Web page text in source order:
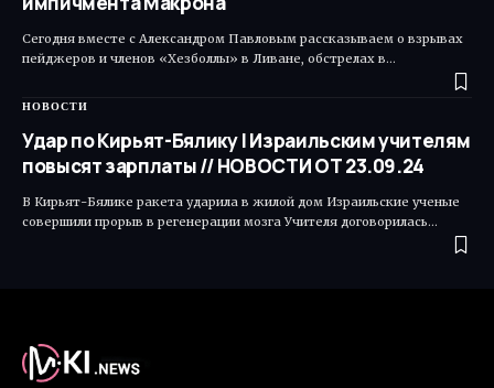
Сегодня вместе с Александром Павловым рассказываем о взрывах
пейджеров и членов «Хезболлы» в Ливане, обстрелах в…
НОВОСТИ
Удар по Кирьят-Бялику | Израильским учителям
повысят зарплаты // НОВОСТИ ОТ 23.09.24
В Кирьят-Бялике ракета ударила в жилой дом Израильские ученые
совершили прорыв в регенерации мозга Учителя договорилась…